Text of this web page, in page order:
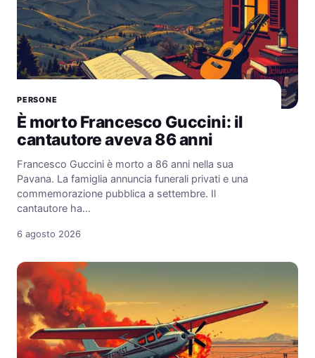
PERSONE
È morto Francesco Guccini: il
cantautore aveva 86 anni
Francesco Guccini è morto a 86 anni nella sua
Pavana. La famiglia annuncia funerali privati e una
commemorazione pubblica a settembre. Il
cantautore ha…
6 agosto 2026